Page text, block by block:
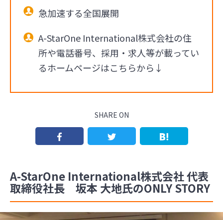
急加速する全国展開
A-StarOne International株式会社の住
所や電話番号、採用・求人等が載ってい
るホームページはこちらから↓
SHARE ON
A-StarOne International株式会社 代表
取締役社長 坂本 大地氏のONLY STORY